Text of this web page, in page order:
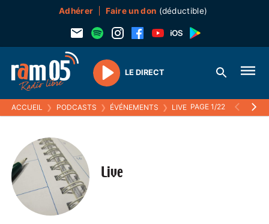
Adhérer Faire un don (déductible)
Play
LE DIRECT
ACCUEIL ❯ PODCASTS ❯ ÉVÉNEMENTS ❯ LIVE PAGE 1/22
Live